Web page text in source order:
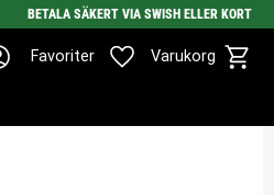
BETALA SÄKERT VIA SWISH ELLER KORT
Favoriter Varukorg
Favoriter